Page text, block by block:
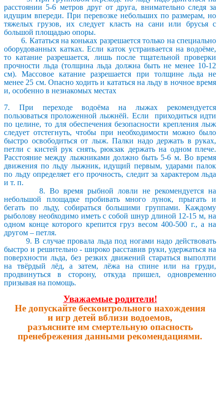
расстоянии 5-6 метров друг от друга, внимательно следя за
идущим впереди. При перевозке небольших по размерам, но
тяжелых грузов, их следует класть на сани или брусья с
большой площадью опоры.
6. Кататься на коньках разрешается только на специально
оборудованных катках. Если каток устраивается на водоёме,
то катание разрешается, лишь после тщательной проверки
прочности льда (толщина льда должна быть не менее 10-12
см). Массовое катание разрешается при толщине льда не
менее 25 см. Опасно ходить и кататься на льду в ночное время
и, особенно в незнакомых местах
7. При переходе водоёма на лыжах рекомендуется
пользоваться проложенной лыжнёй. Если приходиться идти
по целине, то для обеспечения безопасности крепления лыж
следует отстегнуть, чтобы при необходимости можно было
быстро освободиться от лыж. Палки надо держать в руках,
петли с кистей рук снять, рюкзак держать на одном плече.
Расстояние между лыжниками должно быть 5-6 м. Во время
движения по льду лыжник, идущий первым, ударами палок
по льду определяет его прочность, следит за характером льда
и т. п.
8. Во время рыбной ловли не рекомендуется на
небольшой площадке пробивать много лунок, прыгать и
бегать по льду, собираться большими группами. Каждому
рыболову необходимо иметь с собой шнур длиной 12-15 м, на
одном конце которого крепится груз весом 400-500 г., а на
другом – петля.
9. В случае провала льда под ногами надо действовать
быстро и решительно - широко расставив руки, удержаться на
поверхности льда, без резких движений стараться выползти
на твёрдый лёд, а затем, лёжа на спине или на груди,
продвинуться в сторону, откуда пришел, одновременно
призывая на помощь.
Уважаемые родители!
Не допускайте бесконтрольного нахождения
и игр детей вблизи водоемов,
разъясните им смертельную опасность
пренебрежения данными рекомендациями.